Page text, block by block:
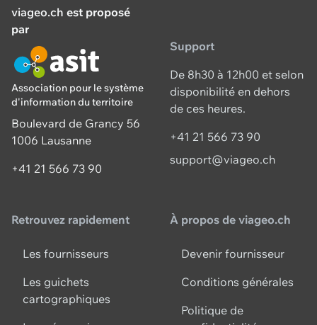
viageo.ch est proposé
par
Association pour le système
d'information du territoire
Boulevard de Grancy 56
1006 Lausanne
+41 21 566 73 90
Support
De 8h30 à 12h00 et selon
disponibilité en dehors
de ces heures.
+41 21 566 73 90
support@viageo.ch
Retrouvez rapidement
Les fournisseurs
Les guichets
cartographiques
À propos de viageo.ch
Devenir fournisseur
Conditions générales
Politique de